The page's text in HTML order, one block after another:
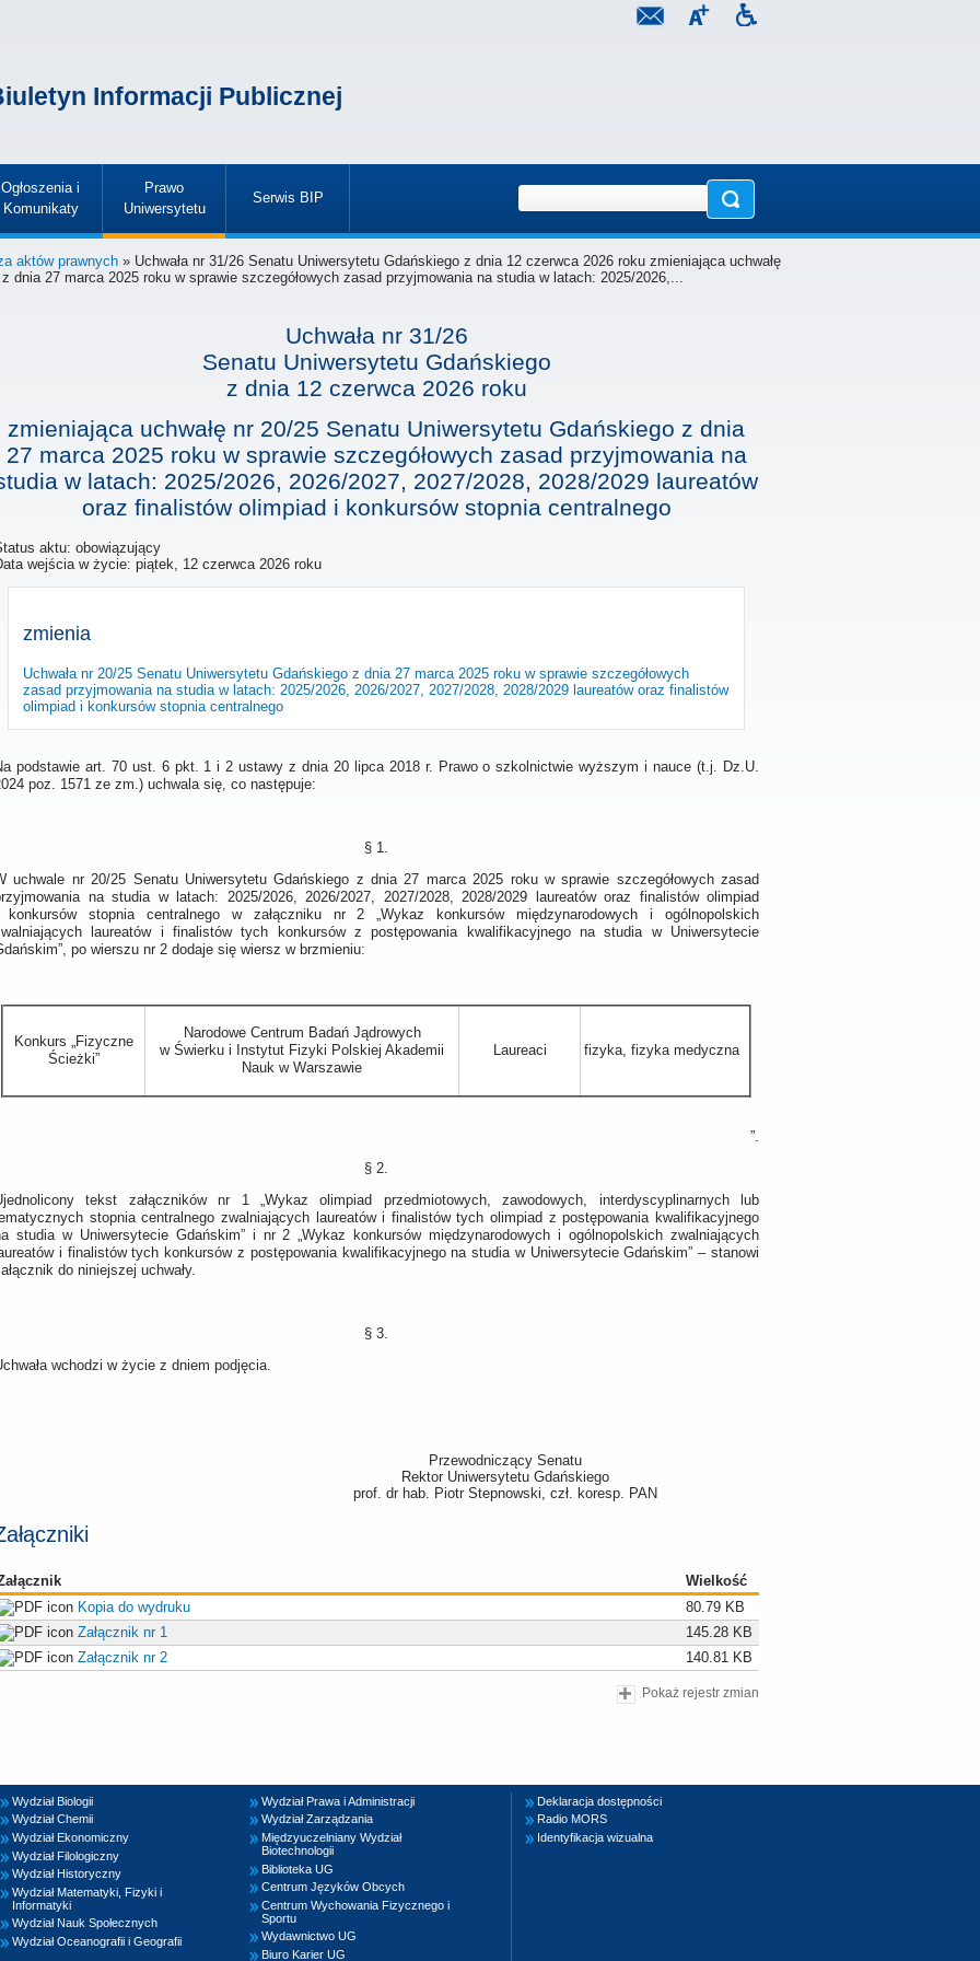
Informacji Publicznej
Ogłoszenia i
Komunikaty
»
Prawo
Uniwersytetu
»
Serwis BIP
»
aktów prawnych » Uchwała nr 31/26 Senatu Uniwersytetu Gdańskiego z dnia 12 czerwca 2026 roku zmieniająca uchwałę
dnia 27 marca 2025 roku w sprawie szczegółowych zasad przyjmowania na studia w latach: 2025/2026,...
Uchwała nr 31/26
Senatu Uniwersytetu Gdańskiego
z dnia 12 czerwca 2026 roku
zmieniająca uchwałę nr 20/25 Senatu Uniwersytetu Gdańskiego z dnia
27 marca 2025 roku w sprawie szczegółowych zasad przyjmowania na
w latach: 2025/2026, 2026/2027, 2027/2028, 2028/2029 laureatów
oraz finalistów olimpiad i konkursów stopnia centralnego
aktu: obowiązujący
wejścia w życie: piątek, 12 czerwca 2026 roku
zmienia
Uchwała nr 20/25 Senatu Uniwersytetu Gdańskiego z dnia 27 marca 2025 roku w sprawie szczegółowych
zasad przyjmowania na studia w latach: 2025/2026, 2026/2027, 2027/2028, 2028/2029 laureatów oraz finalistów
olimpiad i konkursów stopnia centralnego
podstawie art. 70 ust. 6 pkt. 1 i 2 ustawy z dnia 20 lipca 2018 r. Prawo o szkolnictwie wyższym i nauce (t.j. Dz.U.
poz. 1571 ze zm.) uchwala się, co następuje:
§ 1.
uchwale nr 20/25 Senatu Uniwersytetu Gdańskiego z dnia 27 marca 2025 roku w sprawie szczegółowych zasad
na studia w latach: 2025/2026, 2026/2027, 2027/2028, 2028/2029 laureatów oraz finalistów olimpiad
stopnia centralnego w załączniku nr 2 „Wykaz konkursów międzynarodowych i ogólnopolskich
laureatów i finalistów tych konkursów z postępowania kwalifikacyjnego na studia w Uniwersytecie
po wierszu nr 2 dodaje się wiersz w brzmieniu:
Konkurs „Fizyczne
Ścieżki”
Narodowe Centrum Badań Jądrowych
w Świerku i Instytut Fizyki Polskiej Akademii
Nauk w Warszawie
Laureaci fizyka, fizyka medyczna
”.
§ 2.
tekst załączników nr 1 „Wykaz olimpiad przedmiotowych, zawodowych, interdyscyplinarnych lub
stopnia centralnego zwalniających laureatów i finalistów tych olimpiad z postępowania kwalifikacyjnego
studia w Uniwersytecie Gdańskim” i nr 2 „Wykaz konkursów międzynarodowych i ogólnopolskich zwalniających
i finalistów tych konkursów z postępowania kwalifikacyjnego na studia w Uniwersytecie Gdańskim” – stanowi
do niniejszej uchwały.
§ 3.
wchodzi w życie z dniem podjęcia.
Przewodniczący Senatu
Rektor Uniwersytetu Gdańskiego
prof. dr hab. Piotr Stepnowski, czł. koresp. PAN
Wielkość
Kopia do wydruku
80.79 KB
Załącznik nr 1
145.28 KB
Załącznik nr 2
140.81 KB
Pokaż rejestr zmian
Wydział Biologii
Wydział Chemii
Wydział Ekonomiczny
Wydział Filologiczny
Wydział Historyczny
Wydział Matematyki, Fizyki i
Informatyki
Wydział Nauk Społecznych
Wydział Oceanografii i Geografii
Wydział Prawa i Administracji
Wydział Zarządzania
Międzyuczelniany Wydział
Biotechnologii
Biblioteka UG
Centrum Języków Obcych
Centrum Wychowania Fizycznego i
Sportu
Wydawnictwo UG
Biuro Karier UG
Deklaracja dostępności
Radio MORS
Identyfikacja wizualna